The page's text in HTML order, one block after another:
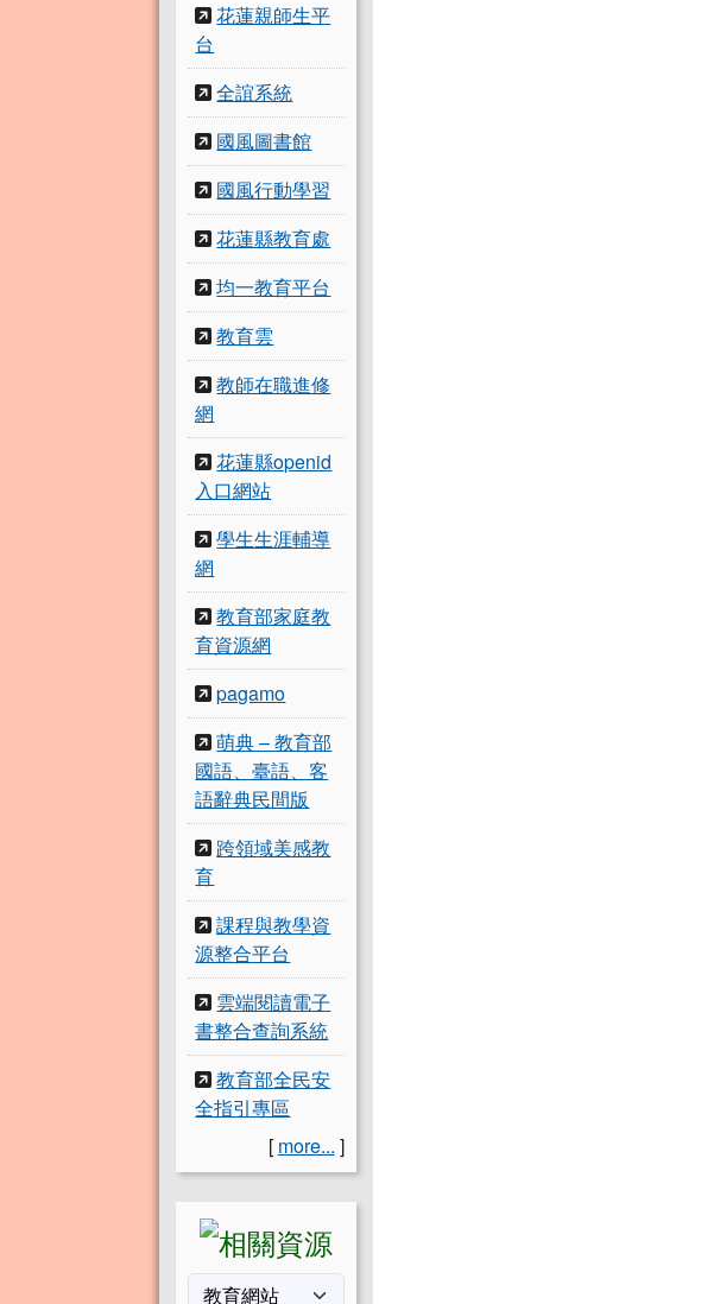
花蓮親師生平
台
全誼系統
國風圖書館
國風行動學習
花蓮縣教育處
均一教育平台
教育雲
教師在職進修
網
花蓮縣openid
入口網站
學生生涯輔導
網
教育部家庭教
育資源網
pagamo
萌典 – 教育部
國語、臺語、客
語辭典民間版
跨領域美感教
育
課程與教學資
源整合平台
雲端閱讀電子
書整合查詢系統
教育部全民安
全指引專區
[ more... ]